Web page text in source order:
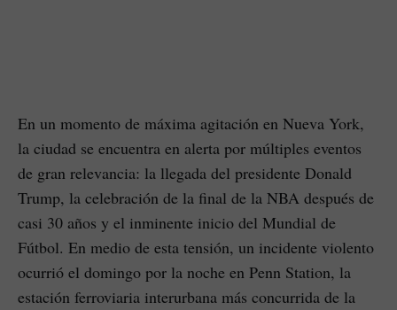
En un momento de máxima agitación en Nueva York,
la ciudad se encuentra en alerta por múltiples eventos
de gran relevancia: la llegada del presidente Donald
Trump, la celebración de la final de la NBA después de
casi 30 años y el inminente inicio del Mundial de
Fútbol. En medio de esta tensión, un incidente violento
ocurrió el domingo por la noche en Penn Station, la
estación ferroviaria interurbana más concurrida de la